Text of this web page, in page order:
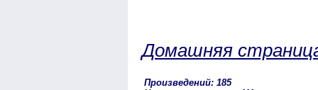
Домашняя
Произведений: 185